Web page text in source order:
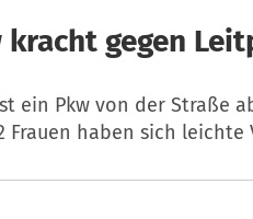
kracht gegen
ein Pkw von der Straße
haben sich leichte